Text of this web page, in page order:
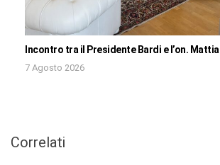
Incontro tra il Presidente Bardi e l’on. Mattia
7 Agosto 2026
Correlati